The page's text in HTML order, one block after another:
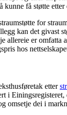
kunne få støtte etter
for
kan det givast
allereie er omfatta
hos
etter
i
omsetje dei i